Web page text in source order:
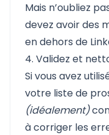
Mais n’oubliez
devez avoir des
en dehors de
4. Validez et
Si vous avez
votre liste de
(idéalement)
à corriger les